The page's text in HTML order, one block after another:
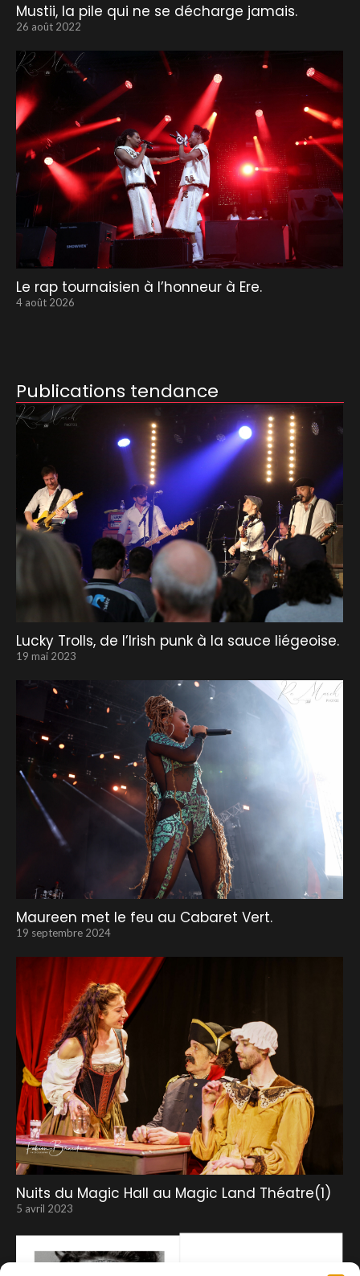
Mustii, la pile qui ne se décharge jamais.
26 août 2022
Le rap tournaisien à l’honneur à Ere.
4 août 2026
Publications tendance
Lucky Trolls, de l’Irish punk à la sauce liégeoise.
19 mai 2023
Maureen met le feu au Cabaret Vert.
19 septembre 2024
Nuits du Magic Hall au Magic Land Théatre(1)
5 avril 2023